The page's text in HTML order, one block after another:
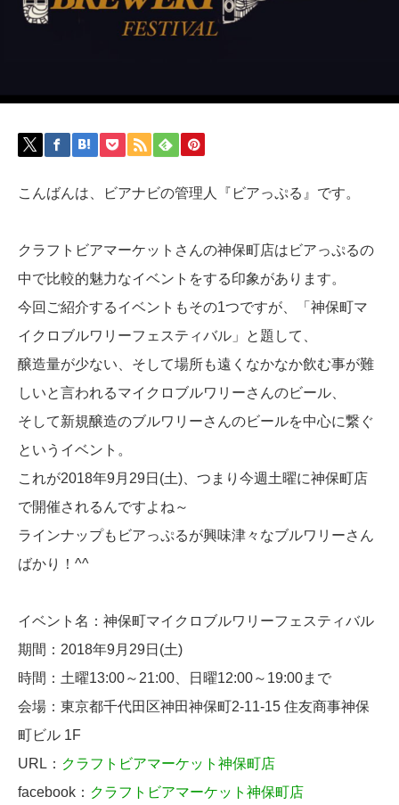
こんばんは、ビアナビの管理人『ビアっぷる』です。
クラフトビアマーケットさんの神保町店はビアっぷるの
中で比較的魅力なイベントをする印象があります。
今回ご紹介するイベントもその1つですが、「神保町マ
イクロブルワリーフェスティバル」と題して、
醸造量が少ない、そして場所も遠くなかなか飲む事が難
しいと言われるマイクロブルワリーさんのビール、
そして新規醸造のブルワリーさんのビールを中心に繋ぐ
というイベント。
これが2018年9月29日(土)、つまり今週土曜に神保町店
で開催されるんですよね～
ラインナップもビアっぷるが興味津々なブルワリーさん
ばかり！^^
イベント名：神保町マイクロブルワリーフェスティバル
期間：2018年9月29日(土)
時間：土曜13:00～21:00、日曜12:00～19:00まで
会場：東京都千代田区神田神保町2-11-15 住友商事神保
町ビル 1F
URL： クラフトビアマーケット神保町店
facebook： クラフトビアマーケット神保町店